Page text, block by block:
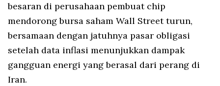
besaran di perusahaan pembuat chip
mendorong bursa saham Wall Street turun,
bersamaan dengan jatuhnya pasar obligasi
setelah data inflasi menunjukkan dampak
gangguan energi yang berasal dari perang di
Iran.